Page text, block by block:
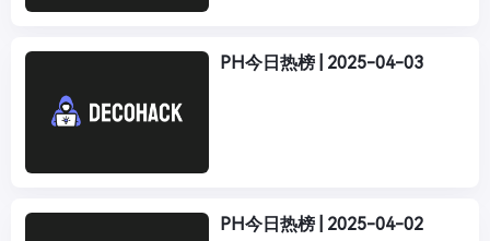
PH今日热榜 | 2025-04-03
PH今日热榜 | 2025-04-02